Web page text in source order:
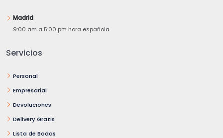
Madrid
9:00 am a 5:00 pm hora española
Servicios
Personal
Empresarial
Devoluciones
Delivery Gratis
Lista de Bodas